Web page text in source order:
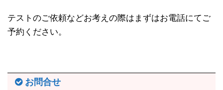
テストのご依頼などお考えの際はまずはお電話にてご
予約ください。
お問合せ